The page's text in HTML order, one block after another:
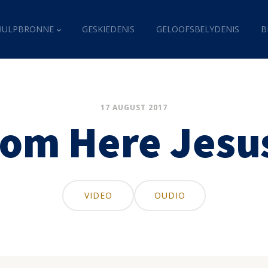
GESKIEDENIS GELOOFSBELYDENIS
17 AUGUST 2017
Here
VIDEO OUDIO